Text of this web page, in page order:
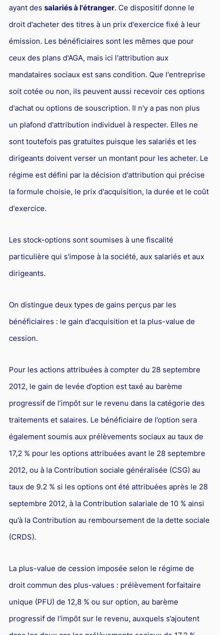
ayant des salariés à l'étranger. Ce dispositif donne le
droit d'acheter des titres à un prix d'exercice fixé à leur
émission. Les bénéficiaires sont les mêmes que pour
ceux des plans d'AGA, mais ici l'attribution aux
mandataires sociaux est sans condition. Que l'entreprise
soit cotée ou non, ils peuvent aussi recevoir ces options
d'achat ou options de souscription. Il n'y a pas non plus
un plafond d'attribution individuel à respecter. Elles ne
sont toutefois pas gratuites puisque les salariés et les
dirigeants doivent verser un montant pour les acheter. Le
régime est défini par la décision d'attribution qui précise
la formule choisie, le prix d'acquisition, la durée et le coût
d'exercice.
Les stock-options sont soumises à une fiscalité
particulière qui s'impose à la société, aux salariés et aux
dirigeants.
On distingue deux types de gains perçus par les
bénéficiaires : le gain d'acquisition et la plus-value de
cession.
Pour les actions attribuées à compter du 28 septembre
2012, le gain de levée d’option est taxé au barème
progressif de l’impôt sur le revenu dans la catégorie des
traitements et salaires. Le bénéficiaire de l’option sera
également soumis aux prélèvements sociaux au taux de
17,2 % pour les options attribuées avant le 28 septembre
2012, ou à la Contribution sociale généralisée (CSG) au
taux de 9.2 % si les options ont été attribuées après le 28
septembre 2012, à la Contribution salariale de 10 % ainsi
qu’à la Contribution au remboursement de la dette sociale
(CRDS).
La plus-value de cession imposée selon le régime de
droit commun des plus-values : prélèvement forfaitaire
unique (PFU) de 12,8 % ou sur option, au barème
progressif de l'impôt sur le revenu, auxquels s’ajoutent